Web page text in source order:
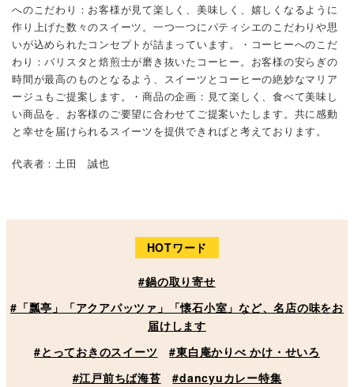
へのこだわり：お客様が見て楽しく、美味しく、嬉しくなるように
作り上げた数々のスイーツ。一つ一つにパティシエのこだわりや思
いが込められたコンセプトが詰まっています。・コーヒーへのこだ
わり：バリスタと焙煎士が磨き抜いたコーヒー。お客様の安らぎの
時間が最高のものとなるよう、スイーツとコーヒーの絶妙なマリア
ージュもご提案します。・商品の企画：見て楽しく、食べて美味し
い商品を、お客様のご要望に合わせてご提案いたします。共に感動
と幸せを届けられるスイーツを提供できればと考えております。
代表者：土田 誠也
HOTワード
#鍋の取り寄せ
#「瓢亭」「アクアパッツァ」「懐石小室」など、名店の味をお
届けします
#とっておきのスイーツ
#東白庵かりべ かけ・せいろ
#江戸前ちば海苔
#dancyuカレー特集